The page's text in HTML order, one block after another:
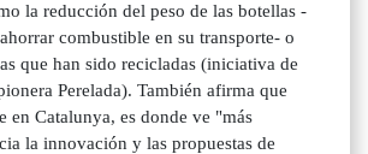
la reducción del peso de las botellas -
combustible en su transporte- o
que han sido recicladas (iniciativa de
Perelada). También afirma que
en Catalunya, es donde ve "más
la innovación y las propuestas de